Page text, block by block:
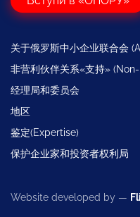
关于俄罗斯中小企业联合会
非营利伙伴关系«支持»
经理局和委员会
地区
鉴定(Expertise)
保护企业家和投资者权利局
Website developed by —